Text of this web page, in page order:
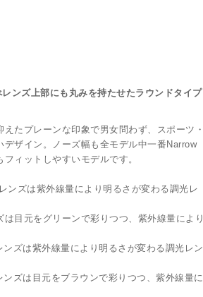
ンズ上部にも丸みを持たせたラウンドタイプ
たプレーンな印象で男女問わず、スポーツ・
ザイン。ノーズ幅も全モデル中一番Narrow
ィットしやすいモデルです。
ンズは紫外線量により明るさが変わる調光レ
目元をグリーンで彩りつつ、紫外線量により
ズは紫外線量により明るさが変わる調光レン
ズは目元をブラウンで彩りつつ、紫外線量に